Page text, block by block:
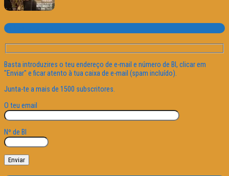
Subscrever o site
Basta introduzires o teu endereço de e-mail e número de BI, clicar em
"Enviar" e ficar atento à tua caixa de e-mail (spam incluído).
Junta-te a mais de 1500 subscritores.
O teu email
Nº de BI